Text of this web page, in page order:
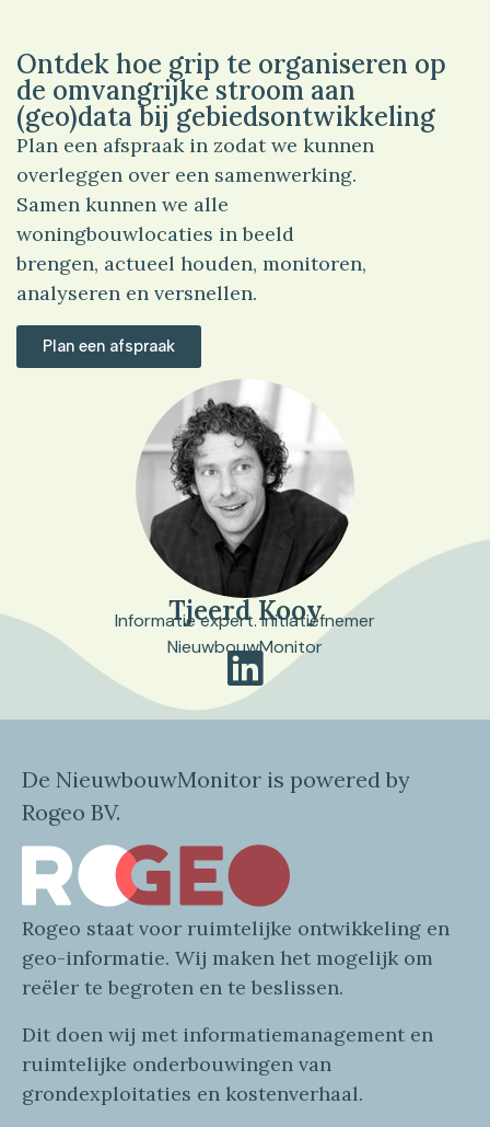
Ontdek hoe grip te organiseren op
de omvangrijke stroom aan
(geo)data bij gebiedsontwikkeling
Plan een afspraak in zodat we kunnen
overleggen over een samenwerking.
Samen kunnen we alle
woningbouwlocaties in beeld
brengen, actueel houden, monitoren,
analyseren en versnellen.
Plan een afspraak
Tjeerd Kooy
Informatie expert. Initiatiefnemer
NieuwbouwMonitor
De NieuwbouwMonitor is powered by
Rogeo BV.
Rogeo staat voor ruimtelijke ontwikkeling en
geo-informatie. Wij maken het mogelijk om
reëler te begroten en te beslissen.
Dit doen wij met informatiemanagement en
ruimtelijke onderbouwingen van
grondexploitaties en kostenverhaal.